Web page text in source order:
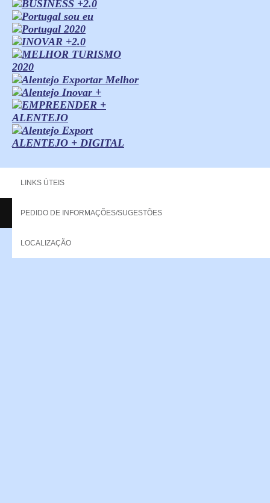
ALENTEJO + DIGITAL
LINKS ÚTEIS
PEDIDO DE INFORMAÇÕES/SUGESTÕES
LOCALIZAÇÃO
Copyright - 2013 NERPOR. All rights reserved.